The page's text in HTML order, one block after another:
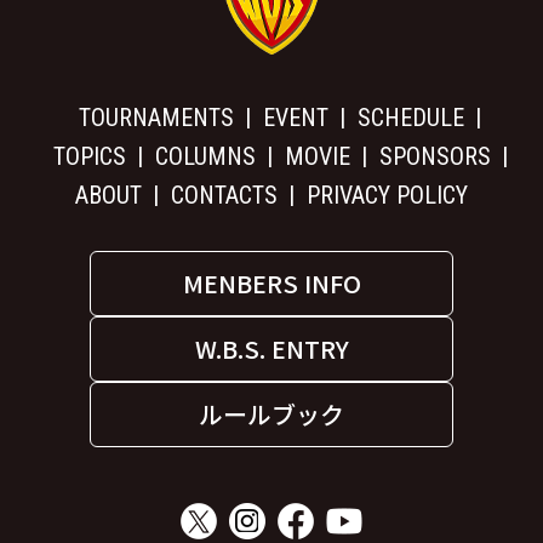
TOURNAMENTS EVENT
SCHEDULE
TOPICS
COLUMNS MOVIE
SPONSORS
ABOUT
CONTACTS PRIVACY POLICY
MENBERS INFO
W.B.S. ENTRY
ルールブック